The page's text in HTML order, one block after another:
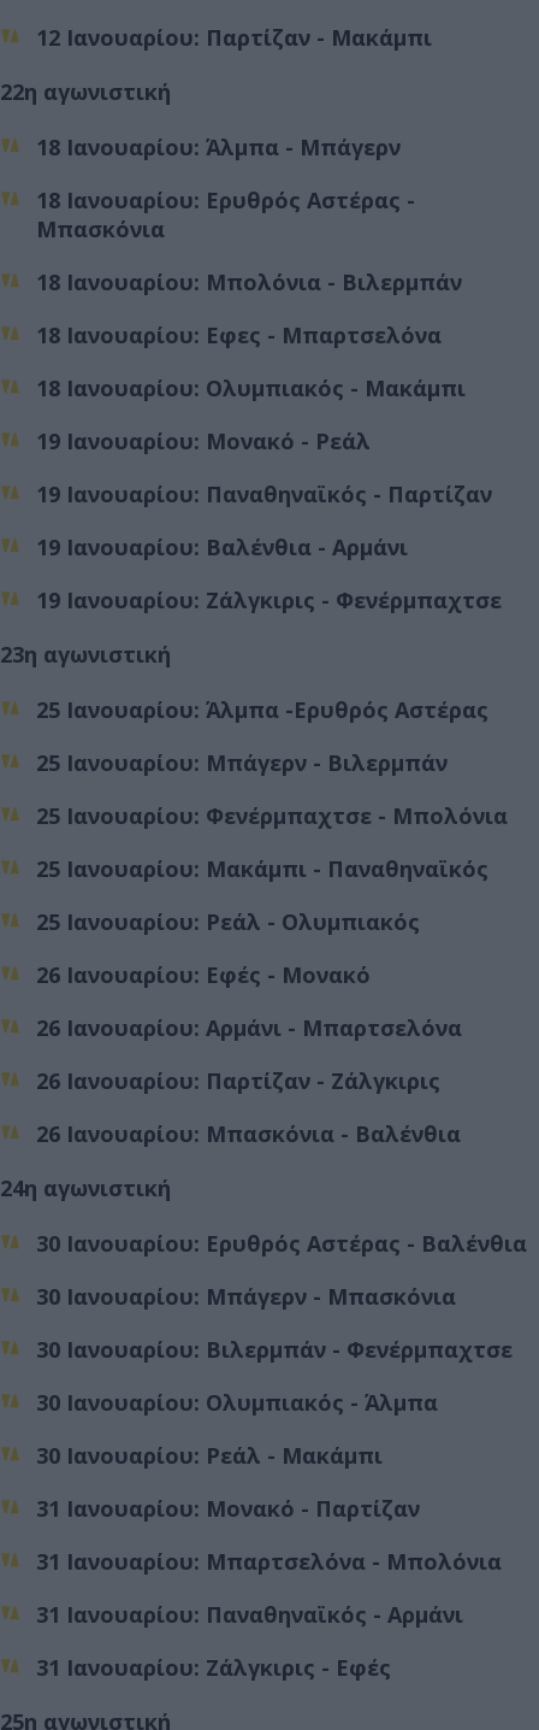
12 Ιανουαρίου: Παρτίζαν - Μακάμπι
22η αγωνιστική
18 Ιανουαρίου: Άλμπα - Μπάγερν
18 Ιανουαρίου: Ερυθρός Αστέρας -
Μπασκόνια
18 Ιανουαρίου: Μπολόνια - Βιλερμπάν
18 Ιανουαρίου: Εφες - Μπαρτσελόνα
18 Ιανουαρίου: Ολυμπιακός - Μακάμπι
19 Ιανουαρίου: Μονακό - Ρεάλ
19 Ιανουαρίου: Παναθηναϊκός - Παρτίζαν
19 Ιανουαρίου: Βαλένθια - Αρμάνι
19 Ιανουαρίου: Ζάλγκιρις - Φενέρμπαχτσε
23η αγωνιστική
25 Ιανουαρίου: Άλμπα -Ερυθρός Αστέρας
25 Ιανουαρίου: Μπάγερν - Βιλερμπάν
25 Ιανουαρίου: Φενέρμπαχτσε - Μπολόνια
25 Ιανουαρίου: Μακάμπι - Παναθηναϊκός
25 Ιανουαρίου: Ρεάλ - Ολυμπιακός
26 Ιανουαρίου: Εφές - Μονακό
26 Ιανουαρίου: Αρμάνι - Μπαρτσελόνα
26 Ιανουαρίου: Παρτίζαν - Ζάλγκιρις
26 Ιανουαρίου: Μπασκόνια - Βαλένθια
24η αγωνιστική
30 Ιανουαρίου: Ερυθρός Αστέρας - Βαλένθια
30 Ιανουαρίου: Μπάγερν - Μπασκόνια
30 Ιανουαρίου: Βιλερμπάν - Φενέρμπαχτσε
30 Ιανουαρίου: Ολυμπιακός - Άλμπα
30 Ιανουαρίου: Ρεάλ - Μακάμπι
31 Ιανουαρίου: Μονακό - Παρτίζαν
31 Ιανουαρίου: Μπαρτσελόνα - Μπολόνια
31 Ιανουαρίου: Παναθηναϊκός - Αρμάνι
31 Ιανουαρίου: Ζάλγκιρις - Εφές
25η αγωνιστική